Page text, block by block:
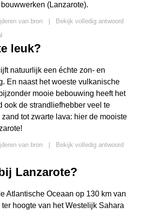
(Lanzarote).
van bron
Bekijk volledig antwoord
leuk?
natuurlijk een échte zon- en
En naast het woeste vulkanische
mooie bebouwing heeft het
ook de strandliefhebber veel te
tot zwarte lava: hier de mooiste
van bron
Bekijk volledig antwoord
Lanzarote?
Atlantische Oceaan op 130 km van
hoogte van het Westelijk Sahara